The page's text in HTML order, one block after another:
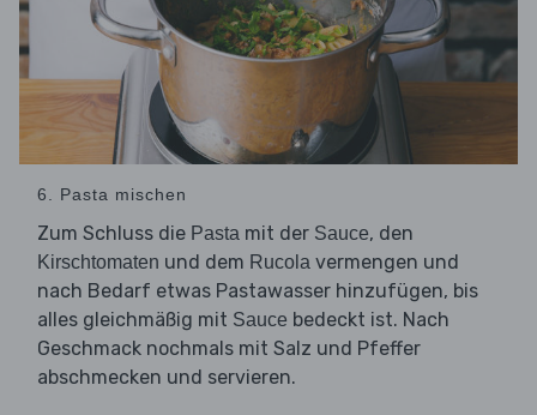
6. Pasta mischen
Zum Schluss die Pasta mit der Sauce, den
Kirschtomaten und dem Rucola vermengen und
nach Bedarf etwas Pastawasser hinzufügen, bis
alles gleichmäßig mit Sauce bedeckt ist. Nach
Geschmack nochmals mit Salz und Pfeffer
abschmecken und servieren.